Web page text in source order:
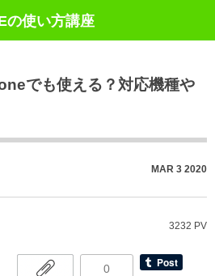
の使い方講座
でも使える？対応機種や
MAR 3 2020
3232 PV
0